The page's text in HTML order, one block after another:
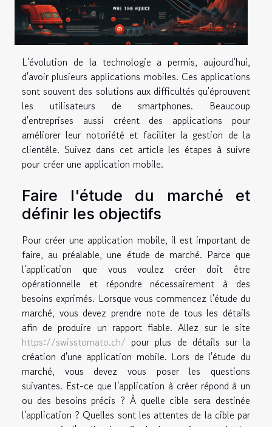
L'évolution de la technologie a permis, aujourd'hui,
d'avoir plusieurs applications mobiles. Ces applications
sont souvent des solutions aux difficultés qu'éprouvent
les utilisateurs de smartphones. Beaucoup
d'entreprises aussi créent des applications pour
améliorer leur notoriété et faciliter la gestion de la
clientèle. Suivez dans cet article les étapes à suivre
pour créer une application mobile.
Faire l'étude du marché et
définir les objectifs
Pour créer une application mobile, il est important de
faire, au préalable, une étude de marché. Parce que
l'application que vous voulez créer doit être
opérationnelle et répondre nécessairement à des
besoins exprimés. Lorsque vous commencez l'étude du
marché, vous devez prendre note de tous les détails
afin de produire un rapport fiable. Allez sur le site
https://swisstomato.ch/ pour plus de détails sur la
création d'une application mobile. Lors de l'étude du
marché, vous devez vous poser les questions
suivantes. Est-ce que l'application à créer répond à un
ou des besoins précis ? À quelle cible sera destinée
l'application ? Quelles sont les attentes de la cible par